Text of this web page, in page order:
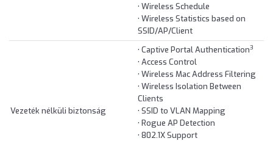
• Wireless Schedule
• Wireless Statistics based on
SSID/AP/Client
Vezeték nélküli biztonság
• Captive Portal Authentication3
• Access Control
• Wireless Mac Address Filtering
• Wireless Isolation Between
Clients
• SSID to VLAN Mapping
• Rogue AP Detection
• 802.1X Support